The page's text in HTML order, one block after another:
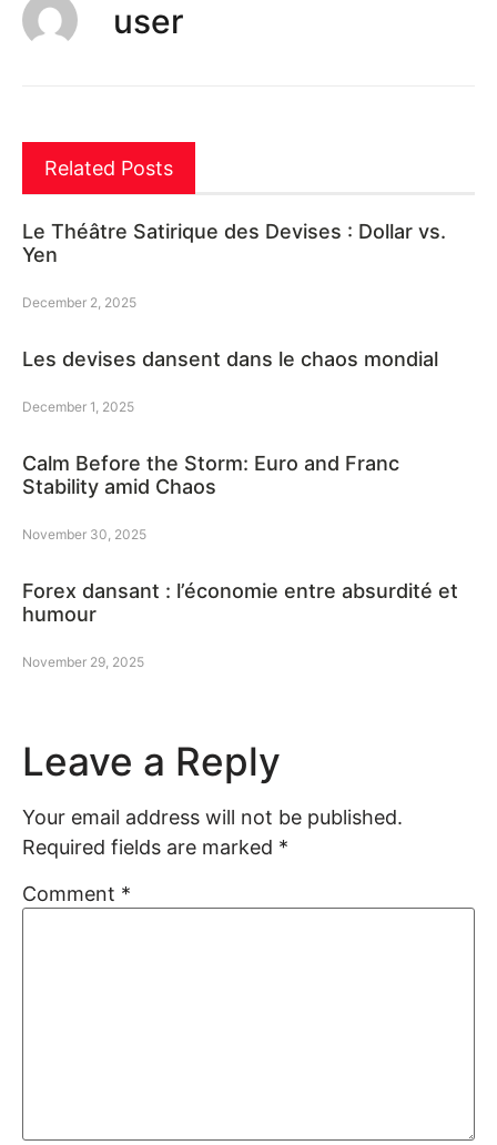
user
Related Posts
Le Théâtre Satirique des Devises : Dollar vs.
Yen
December 2, 2025
Les devises dansent dans le chaos mondial
December 1, 2025
Calm Before the Storm: Euro and Franc
Stability amid Chaos
November 30, 2025
Forex dansant : l’économie entre absurdité et
humour
November 29, 2025
Leave a Reply
Your email address will not be published.
Required fields are marked *
Comment *